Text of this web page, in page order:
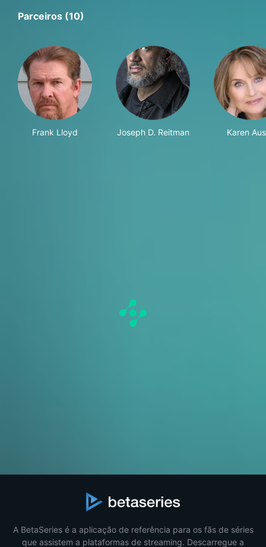
Parceiros (10)
Frank Lloyd Joseph D. Reitman Karen
A BetaSeries é a aplicação de referência para os fãs de séries
que assistem a plataformas de streaming. Descarregue a